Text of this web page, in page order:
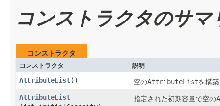
コンストラクタのサマ
コンストラクタ
コンストラクタ
説明
AttributeList​() 空のAttributeListを構
AttributeList 指定された初期容量で空の